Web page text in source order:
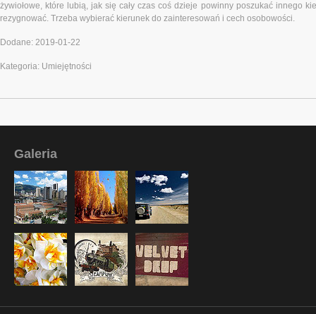
żywiołowe, które lubią, jak się cały czas coś dzieje powinny poszukać innego
rezygnować. Trzeba wybierać kierunek do zainteresowań i cech osobowości.
Dodane: 2019-01-22
Kategoria: Umiejętności
Galeria